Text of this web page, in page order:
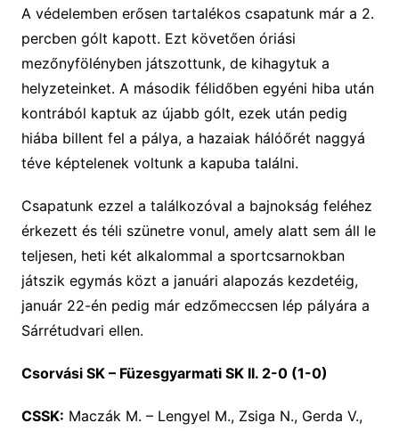
A védelemben erősen tartalékos csapatunk már a 2.
percben gólt kapott. Ezt követően óriási
mezőnyfölényben játszottunk, de kihagytuk a
helyzeteinket. A második félidőben egyéni hiba után
kontrából kaptuk az újabb gólt, ezek után pedig
hiába billent fel a pálya, a hazaiak hálóőrét naggyá
téve képtelenek voltunk a kapuba találni.
Csapatunk ezzel a találkozóval a bajnokság feléhez
érkezett és téli szünetre vonul, amely alatt sem áll le
teljesen, heti két alkalommal a sportcsarnokban
játszik egymás közt a januári alapozás kezdetéig,
január 22-én pedig már edzőmeccsen lép pályára a
Sárrétudvari ellen.
Csorvási SK – Füzesgyarmati SK II. 2-0 (1-0)
CSSK: Maczák M. – Lengyel M., Zsiga N., Gerda V.,